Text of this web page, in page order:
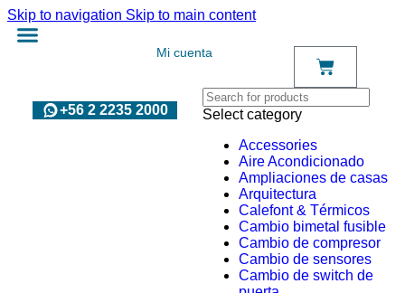
Skip to navigation Skip to main content
Mi cuenta
+56 2 2235 2000
Select category
Accessories
Aire Acondicionado
Ampliaciones de casas
Arquitectura
Calefont & Térmicos
Cambio bimetal fusible
Cambio de compresor
Cambio de sensores
Cambio de switch de